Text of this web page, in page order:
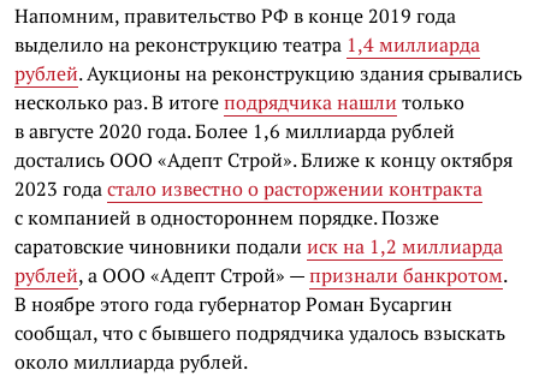
Напомним, правительство РФ в конце 2019 года
выделило на реконструкцию театра 1,4 миллиарда
рублей. Аукционы на реконструкцию здания срывались
несколько раз. В итогеподрядчика нашли только
в августе 2020 года. Более 1,6 миллиарда рублей
достались ООО «Адепт Строй». Ближе к концу октября
2023 годастало известно о расторжении контракта
с компанией в одностороннем порядке. Позже
саратовские чиновники подали иск на 1,2 миллиарда
рублей, а ООО «Адепт Строй» —признали банкротом.
В ноябре этого года губернатор Роман Бусаргин
сообщал, что с бывшего подрядчика удалось взыскать
около миллиарда рублей.